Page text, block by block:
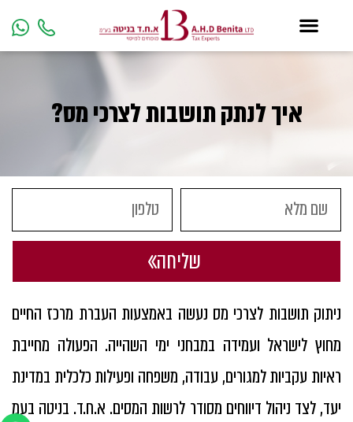
איך לנתק תושבות לצרכי מס?
שליחה
ניתוק תושבות לצרכי מס נעשה באמצעות העברת מרכז החיים
מחוץ לישראל ועמידה במבחני ימי השהייה. הפעולה מחייבת
ראיות עקביות למגורים, עבודה, משפחה ופעילות כלכלית במדינת
יעד, לצד ניהול דיווחים מסודר לרשות המסים. א.ח.ד. בניטה בעמ